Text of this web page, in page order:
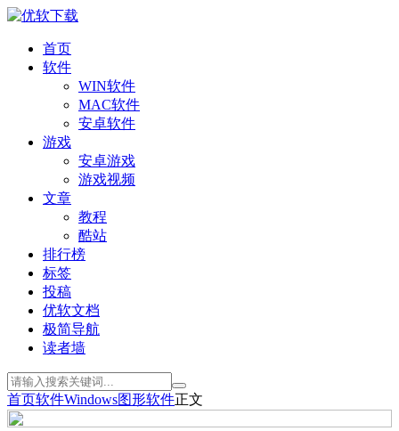
首页
软件
WIN软件
MAC软件
安卓软件
游戏
安卓游戏
游戏视频
文章
教程
酷站
排行榜
标签
投稿
优软文档
极简导航
读者墙
首页软件Windows图形软件正文